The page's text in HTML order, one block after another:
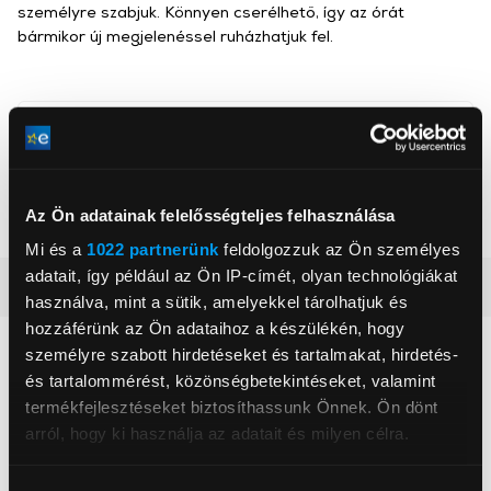
Az Ön adatainak felelősségteljes felhasználása
Mi és a 1022 partnerünk feldolgozzuk az Ön személyes
adatait, így például az Ön IP-címét, olyan technológiákat
használva, mint a sütik, amelyekkel tárolhatjuk és
hozzáférünk az Ön adataihoz a készülékén, hogy
személyre szabott hirdetéseket és tartalmakat, hirdetés-
és tartalommérést, közönségbetekintéseket, valamint
termékfejlesztéseket biztosíthassunk Önnek. Ön dönt
arról, hogy ki használja az adatait és milyen célra.
Gigapack
Szín Fekete, Sötétkék
személyre szabjuk. Könnyen cserélhető, így az órát
bármikor új megjelenéssel ruházhatjuk fel.
Részletes ismertető
Neked ajánljuk